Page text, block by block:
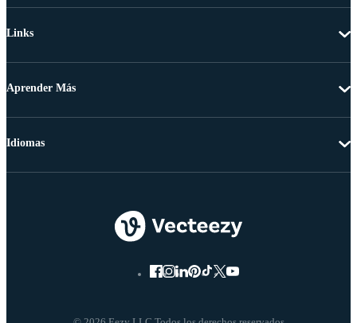
Links
Aprender Más
Idiomas